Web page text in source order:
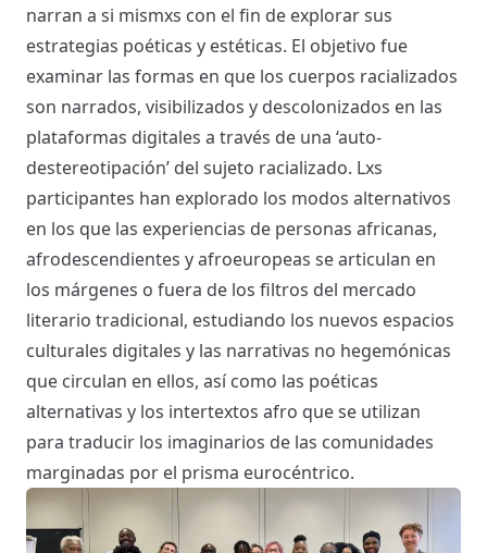
narran a si mismxs con el fin de explorar sus
estrategias poéticas y estéticas. El objetivo fue
examinar las formas en que los cuerpos racializados
son narrados, visibilizados y descolonizados en las
plataformas digitales a través de una ‘auto-
destereotipación’ del sujeto racializado. Lxs
participantes han explorado los modos alternativos
en los que las experiencias de personas africanas,
afrodescendientes y afroeuropeas se articulan en
los márgenes o fuera de los filtros del mercado
literario tradicional, estudiando los nuevos espacios
culturales digitales y las narrativas no hegemónicas
que circulan en ellos, así como las poéticas
alternativas y los intertextos afro que se utilizan
para traducir los imaginarios de las comunidades
marginadas por el prisma eurocéntrico.